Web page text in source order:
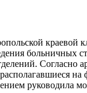
больничных
Согласно
руководила